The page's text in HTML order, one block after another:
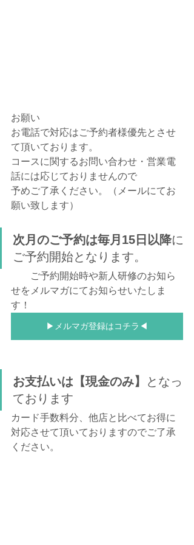
お願い
お電話で対応はご予約者様優先とさせ
て頂いております。
コースに関するお問い合わせ・営業電
話には応じておりませんので
予めご了承ください。（メールにてお
願い致します）
次月のご予約は毎月15日以降に
ご予約開始となります。
ご予約開始時や新人研修のお知ら
せをメルマガにてお知らせいたしま
す！
▶メルマガ登録はコチラ◀
お支払いは【現金のみ】
となっ
ております
カード手数料分、他店と比べてお得に
対応させて頂いておりますのでご了承
ください。